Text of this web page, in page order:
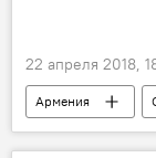
22 апреля 2018,
Армения
Россия